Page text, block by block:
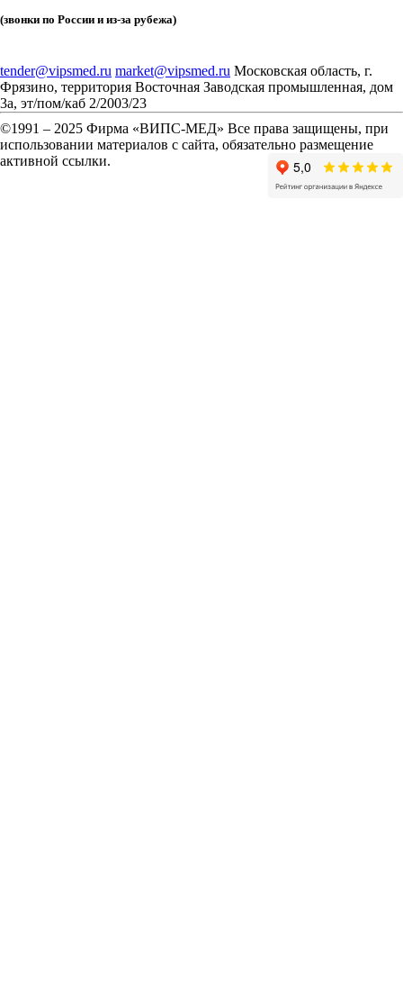
(звонки по России и из-за рубежа)
tender@vipsmed.ru market@vipsmed.ru Московская область, г.
Фрязино, территория Восточная Заводская промышленная, дом
3а, эт/пом/каб 2/2003/23
©1991 – 2025 Фирма «ВИПС-МЕД» Все права защищены, при
использовании материалов с сайта, обязательно размещение
активной ссылки.